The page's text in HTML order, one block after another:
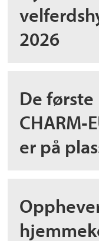
2026
De første
er på